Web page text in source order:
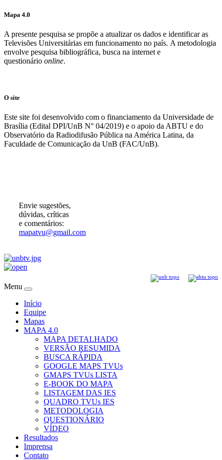
Mapa 4.0
A presente pesquisa se propõe a atualizar os dados e identificar as
Televisões Universitárias em funcionamento no país. A metodologia
envolve pesquisa bibliográfica, busca na internet e
questionário online.
O site
Este site foi desenvolvido com o financiamento da Universidade de
Brasília (Edital DPI/UnB N° 04/2019) e o apoio da ABTU e do
Observatório da Radiodifusão Pública na América Latina, da
Faculdade de Comunicação da UnB (FAC/UnB).
Envie sugestões,
dúvidas, críticas
e comentários:
mapatvu@gmail.com
Menu
Início
Equipe
Mapas
MAPA 4.0
MAPA DETALHADO
VERSÃO RESUMIDA
BUSCA RÁPIDA
GOOGLE MAPS TVUs
GMAPS TVUs LISTA
E-BOOK DO MAPA
LISTAGEM DAS IES
QUADRO TVUs IES
METODOLOGIA
QUESTIONÁRIO
VÍDEO
Resultados
Imprensa
Contato